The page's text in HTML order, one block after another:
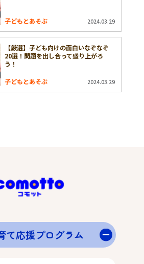
子どもとあそぶ 2024.03.29
【厳選】子ども向けの面白いなぞなぞ
20選！問題を出し合って盛り上がろ
う！
子どもとあそぶ 2024.03.29
て応援プログラム